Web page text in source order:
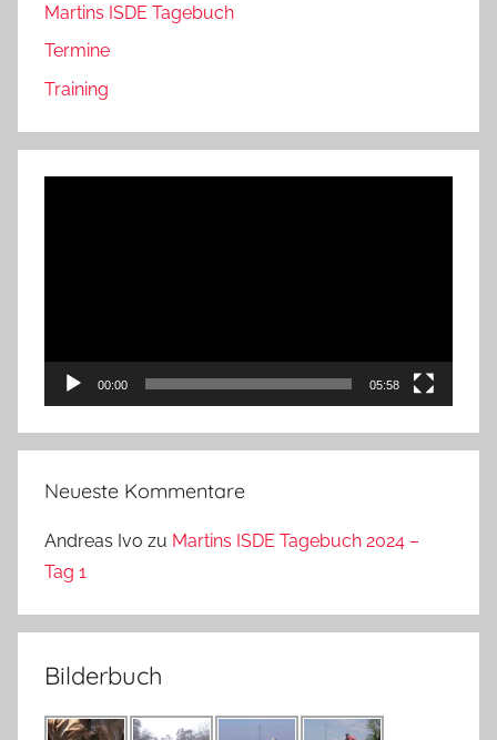
Martins ISDE Tagebuch
Termine
Training
00:00 05:58
Neueste Kommentare
Andreas Ivo zu Martins ISDE Tagebuch 2024 –
Tag 1
Bilderbuch